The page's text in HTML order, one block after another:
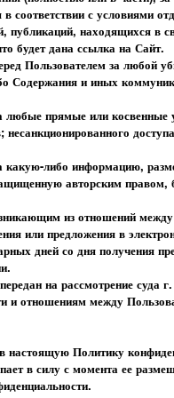
соответствии с условиями
публикаций, находящихся в
будет дана ссылка на Сайт.
Пользователем за любой
Содержания и иных
любые прямые или
несанкционированного
какую-либо информацию,
авторским правом,
из отношений
или предложения в
дней со дня получения
на рассмотрение суда
отношениям между
Политику
в силу с момента ее